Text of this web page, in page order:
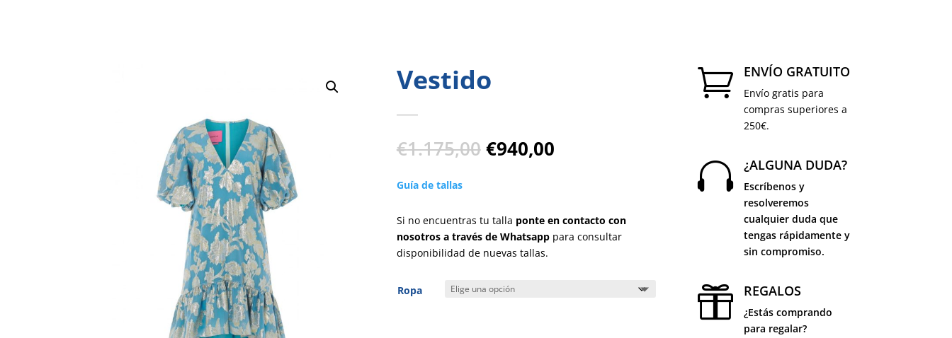
Vestido
€1.175,00 El
precio
€1.175,00.
€940,00El
€940,00.
Guía de tallas
Si no encuentras tu talla ponte en contacto con
nosotros a través de Whatsapppara consultar
disponibilidad de nuevas tallas.
Ropa
 ENVÍO GRATUITO
Envío gratis para
compras superiores a
250€.
 ¿ALGUNA DUDA?
Escríbenos y
resolveremos
cualquier duda que
tengas rápidamente y
sin compromiso.
 REGALOS
¿Estás comprando
para regalar?